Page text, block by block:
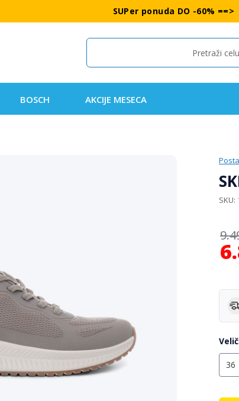
SUPer ponuda DO -60% ==>
Search
BOSCH AKCIJE MESECA
SKU
36